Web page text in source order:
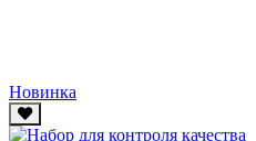
Новинка